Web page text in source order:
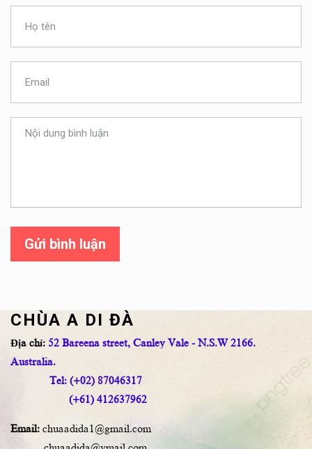
Gửi bình luận
CHÙA A DI ĐÀ
Địa chỉ: 52 Bareena street, Canley Vale - N.S.W 2166.
Australia.
Tel: (+02) 87046317
(+61) 412637962
Email: chuaadida1@gmail.com